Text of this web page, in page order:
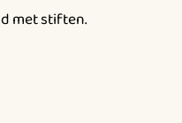
met stiften.